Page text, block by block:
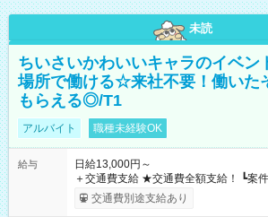
未読
ちいさいかわいいキャラのイベン
場所で働ける☆来社不要！働いた
もらえる◎/T1
アルバイト 職種未経験OK
給与
日給13,000円～
＋交通費支給 ★交通費全額支給！ ┗案件により規定あり ★日払
いOK！（規定あり） ┗働いたその日に
ンビニATMから 日払い分を引き落とせます！ 【試用
交通費別途支給あり